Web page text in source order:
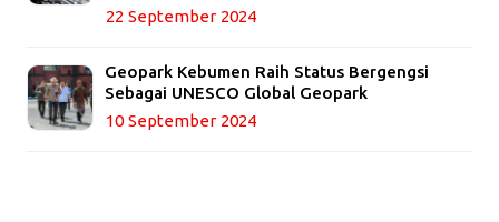
22 September 2024
Geopark Kebumen Raih Status Bergengsi
Sebagai UNESCO Global Geopark
10 September 2024